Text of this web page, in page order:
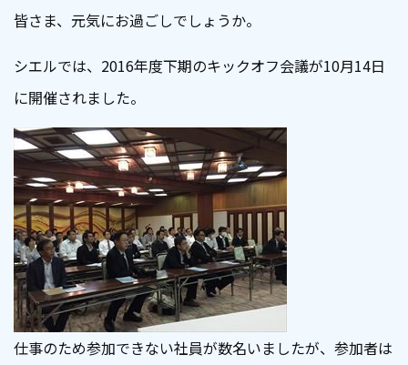
皆さま、元気にお過ごしでしょうか。
シエルでは、2016年度下期のキックオフ会議が10月14日
に開催されました。
仕事のため参加できない社員が数名いましたが、参加者は